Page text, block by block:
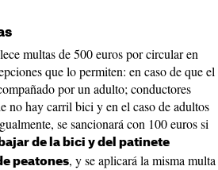
multas de 500 euros por circular en
que lo permiten: en caso de que el
por un adulto; conductores
no hay carril bici y en el caso de adultos
se sancionará con 100 euros si
bajar de la bici y del patinete
peatones, y se aplicará la misma multa